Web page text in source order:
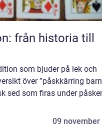
från historia till
som bjuder på lek och
över ”påskkärring
sed som firas under
09 november